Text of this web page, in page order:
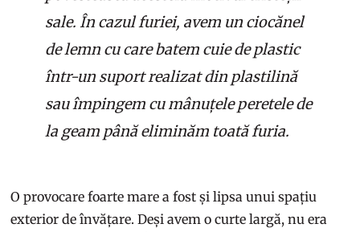
sale. În cazul furiei, avem un ciocănel
de lemn cu care batem cuie de plastic
într-un suport realizat din plastilină
sau împingem cu mânuțele peretele de
la geam până eliminăm toată furia.
O provocare foarte mare a fost și lipsa unui spațiu
exterior de învățare. Deși avem o curte largă, nu era